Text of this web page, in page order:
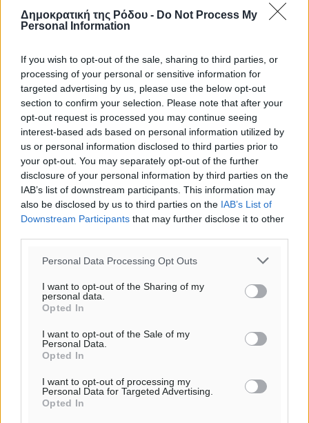
Δημοκρατική της Ρόδου - Do Not Process My
Personal Information
If you wish to opt-out of the sale, sharing to third parties, or
processing of your personal or sensitive information for
targeted advertising by us, please use the below opt-out
section to confirm your selection. Please note that after your
opt-out request is processed you may continue seeing
interest-based ads based on personal information utilized by
us or personal information disclosed to third parties prior to
your opt-out. You may separately opt-out of the further
disclosure of your personal information by third parties on the
IAB’s list of downstream participants. This information may
also be disclosed by us to third parties on the IAB’s List of
Downstream Participants that may further disclose it to other
Personal Data Processing Opt Outs
I want to opt-out of the Sharing of my
personal data.
Opted In
I want to opt-out of the Sale of my
Personal Data.
Opted In
I want to opt-out of processing my
Personal Data for Targeted Advertising.
Opted In
Υπενθύμιση:
Για την μερική αναπαραγωγή της είδησης από άλλες
ιστοσελίδες είναι απαραίτητη η χρήση του παρακάτω
παρεχόμενου συνδέσμου παραπομπής προς το άρθρο
o καιρός τώρα:
αίθριος καιρός